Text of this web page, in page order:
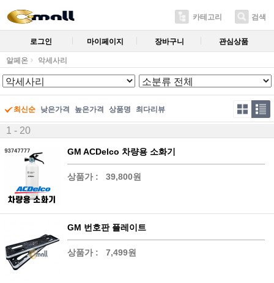
카테고리 검색
로그인 마이페이지 장바구니 관심상품
알페온 악세사리
최신순 낮은가격 높은가격 상품명 최다리뷰
1 - 20
GM ACDelco 차량용 소화기
상품가 : 39,800원
GM 번호판 플레이트
상품가 : 7,499원